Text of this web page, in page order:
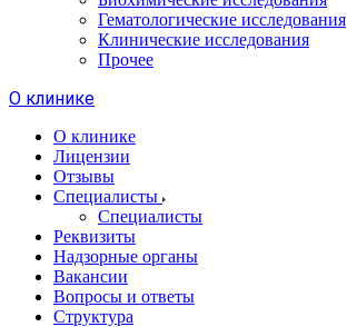
Гематологические исследования
Клинические исследования
Прочее
О клинике
О клинике
Лицензии
Отзывы
Специалисты
Специалисты
Реквизиты
Надзорные органы
Вакансии
Вопросы и ответы
Структура